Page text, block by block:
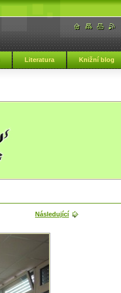
Literatura Knižní blog
Následující